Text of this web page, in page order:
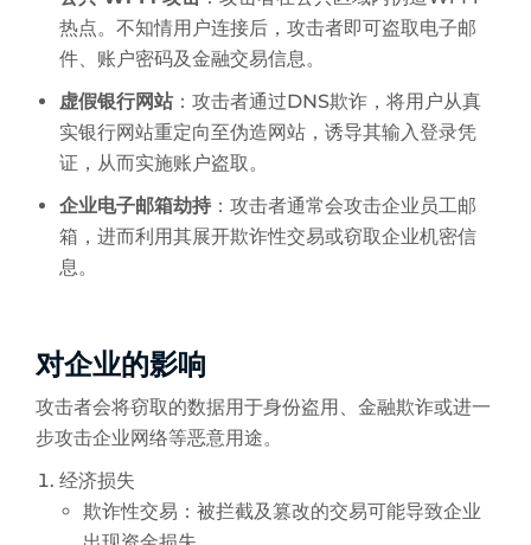
热点。不知情用户连接后，攻击者即可盗取电子邮
件、账户密码及金融交易信息。
虚假银行网站：攻击者通过DNS欺诈，将用户从真
实银行网站重定向至伪造网站，诱导其输入登录凭
证，从而实施账户盗取。
企业电子邮箱劫持 ：攻击者通常会攻击企业员工邮
箱，进而利用其展开欺诈性交易或窃取企业机密信
息。
对企业的影响
攻击者会将窃取的数据用于身份盗用、金融欺诈或进一
步攻击企业网络等恶意用途。
经济损失
欺诈性交易：被拦截及篡改的交易可能导致企业